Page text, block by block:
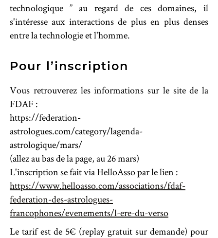
technologique ” au regard de ces domaines, il
s'intéresse aux interactions de plus en plus denses
entre la technologie et l'homme.
Pour l’inscription
Vous retrouverez les informations sur le site de la
FDAF :
https://federation-
astrologues.com/category/lagenda-
astrologique/mars/
(allez au bas de la page, au 26 mars)
L'inscription se fait via HelloAsso par le lien :
https://www.helloasso.com/associations/fdaf-
federation-des-astrologues-
francophones/evenements/l-ere-du-verso
Le tarif est de 5€ (replay gratuit sur demande) pour